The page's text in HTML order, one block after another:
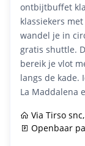
ontbijtbuffet
klassiekers
wandel je in
gratis shuttle.
bereik je vlot
langs de kade.
La Maddalena
Via Tirso
Openbaar